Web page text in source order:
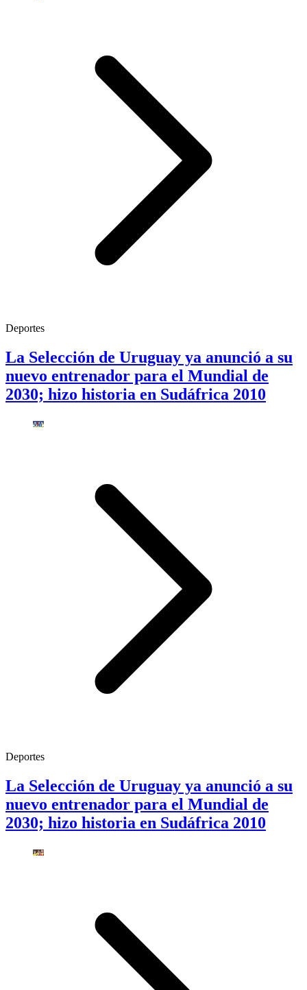
Deportes
La Selección de Uruguay ya anunció a su
nuevo entrenador para el Mundial de
2030; hizo historia en Sudáfrica 2010
Deportes
La Selección de Uruguay ya anunció a su
nuevo entrenador para el Mundial de
2030; hizo historia en Sudáfrica 2010